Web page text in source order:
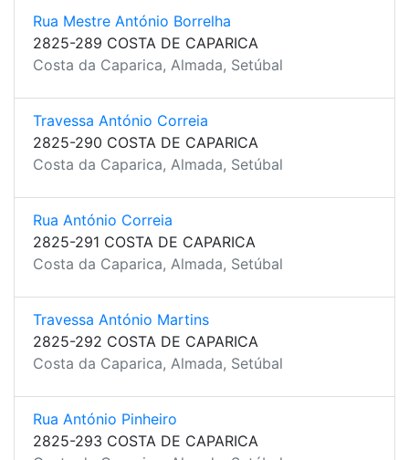
Rua Mestre António Borrelha
2825-289 COSTA DE CAPARICA
Costa da Caparica, Almada, Setúbal
Travessa António Correia
2825-290 COSTA DE CAPARICA
Costa da Caparica, Almada, Setúbal
Rua António Correia
2825-291 COSTA DE CAPARICA
Costa da Caparica, Almada, Setúbal
Travessa António Martins
2825-292 COSTA DE CAPARICA
Costa da Caparica, Almada, Setúbal
Rua António Pinheiro
2825-293 COSTA DE CAPARICA